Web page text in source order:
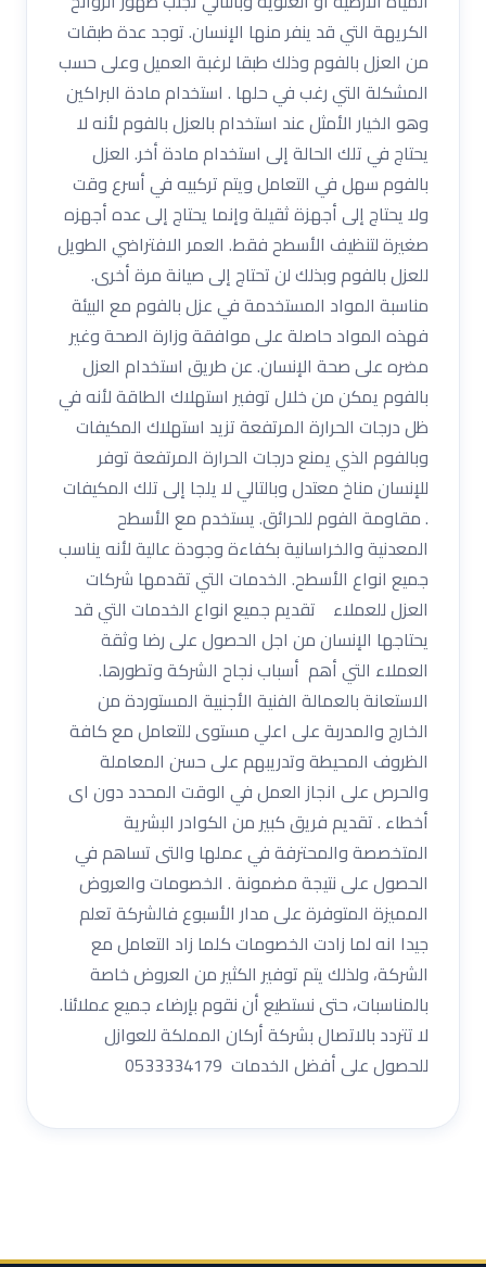
الكريهة التي قد ينفر منها الإنسان. توجد عدة طبقات
من العزل بالفوم وذلك طبقا لرغبة العميل وعلى حسب
المشكلة التي رغب في حلها . استخدام مادة البراكين
وهو الخيار الأمثل عند استخدام بالعزل بالفوم لأنه لا
يحتاج في تلك الحالة إلى استخدام مادة أخر. العزل
بالفوم سهل في التعامل ويتم تركبيه في أسرع وقت
ولا يحتاج إلى أجهزة ثقيلة وإنما يحتاج إلى عده أجهزه
صغيرة لتنظيف الأسطح فقط. العمر الافتراضي الطويل
للعزل بالفوم وبذلك لن تحتاج إلى صيانة مرة أخرى.
مناسبة المواد المستخدمة في عزل بالفوم مع البيئة
فهذه المواد حاصلة على موافقة وزارة الصحة وغير
مضره على صحة الإنسان. عن طريق استخدام العزل
بالفوم يمكن من خلال توفير استهلاك الطاقة لأنه في
ظل درجات الحرارة المرتفعة تزيد استهلاك المكيفات
وبالفوم الذي يمنع درجات الحرارة المرتفعة توفر
للإنسان مناخ معتدل وبالتالي لا يلجا إلى تلك المكيفات
. مقاومة الفوم للحرائق. يستخدم مع الأسطح
المعدنية والخراسانية بكفاءة وجودة عالية لأنه يناسب
جميع انواع الأسطح. الخدمات التي تقدمها شركات
العزل للعملاء تقديم جميع انواع الخدمات التي قد
يحتاجها الإنسان من اجل الحصول على رضا وثقة
العملاء التي أهم أسباب نجاح الشركة وتطورها.
الاستعانة بالعمالة الفنية الأجنبية المستوردة من
الخارج والمدربة على اعلي مستوى للتعامل مع كافة
الظروف المحيطة وتدريبهم على حسن المعاملة
والحرص على انجاز العمل في الوقت المحدد دون اى
أخطاء . تقديم فريق كبير من الكوادر البشرية
المتخصصة والمحترفة في عملها والتى تساهم في
الحصول على نتيجة مضمونة . الخصومات والعروض
المميزة المتوفرة على مدار الأسبوع فالشركة تعلم
جيدا انه لما زادت الخصومات كلما زاد التعامل مع
الشركة، ولذلك يتم توفير الكثير من العروض خاصة
بالمناسبات، حتى نستطيع أن نقوم بإرضاء جميع عملائنا.
لا تتردد بالاتصال بشركة أركان المملكة للعوازل
للحصول على أفضل الخدمات 0533334179